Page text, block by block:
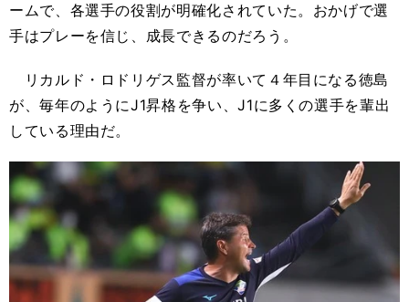
ームで、各選手の役割が明確化されていた。おかげで選
手はプレーを信じ、成長できるのだろう。
リカルド・ロドリゲス監督が率いて４年目になる徳島
が、毎年のようにJ1昇格を争い、J1に多くの選手を輩出
している理由だ。